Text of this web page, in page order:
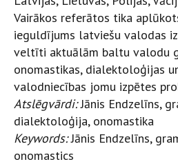
Vairākos referātos tika
ieguldījums latviešu valodas
veltīti aktuālām baltu valodu
onomastikas, dialektoloģijas
valodniecības jomu izpētes
Atslēgvārdi:Jānis Endzelīns,
dialektoloģija, onomastika
Keywords:Jānis Endzelīns,
onomastics